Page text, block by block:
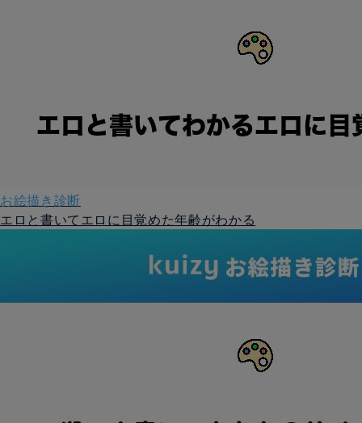
お絵描き診断
エロと書いてエロに目覚めた年齢がわかる